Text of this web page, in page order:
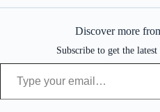
Discover more
Subscribe to get the
Type your email…